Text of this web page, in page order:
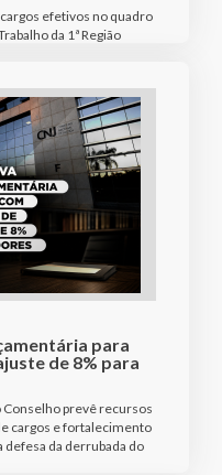
efetivos no quadro
da 1ª Região
para
de 8% para
Conselho prevê recursos
cargos e fortalecimento
da derrubada do